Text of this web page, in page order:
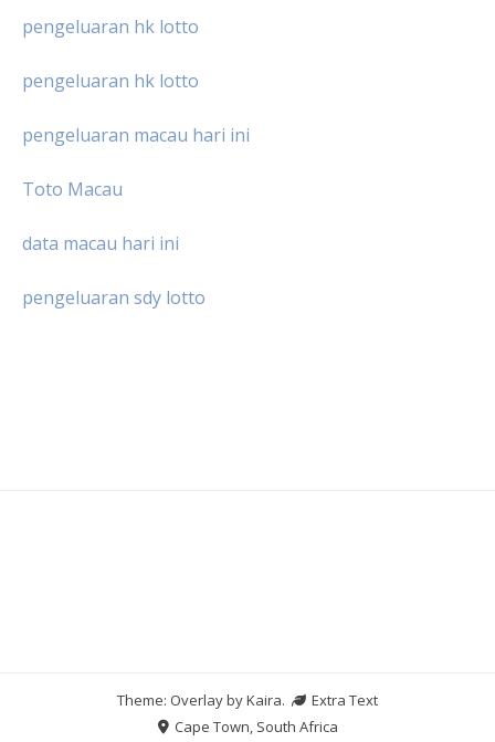
pengeluaran hk lotto
pengeluaran hk lotto
pengeluaran macau hari ini
Toto Macau
data macau hari ini
pengeluaran sdy lotto
Theme: Overlay byKaira.
Extra Text
Cape Town, South Africa